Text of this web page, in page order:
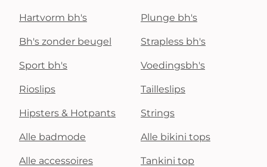
Hartvorm bh's Plunge bh's
Bh's zonder beugel Strapless bh's
Sport bh's Voedingsbh's
Rioslips Tailleslips
Hipsters & Hotpants Strings
Alle badmode Alle bikini tops
Alle accessoires Tankini top